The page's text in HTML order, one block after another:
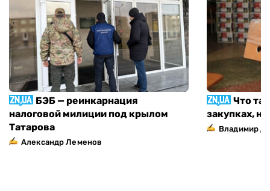
БЭБ — реинкарнация
налоговой милиции под крылом
Татарова
Александр Леменов
Что
закупках,
Владимир